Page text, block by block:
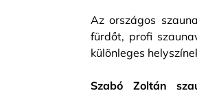
Az országos
fürdőt, profi
különleges
Szabó Zoltán